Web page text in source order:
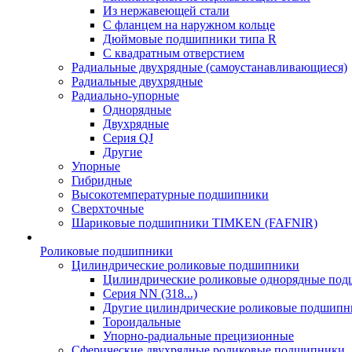
Из нержавеющей стали
С фланцем на наружном кольце
Дюймовые подшипники типа R
С квадратным отверстием
Радиальные двухрядные (самоустанавливающиеся)
Радиальные двухрядные
Радиально-упорные
Однорядные
Двухрядные
Серия QJ
Другие
Упорные
Гибридные
Высокотемпературные подшипники
Сверхточные
Шариковые подшипники TIMKEN (FAFNIR)
Роликовые подшипники
Цилиндрические роликовые подшипники
Цилиндрические роликовые однорядные
Серия NN (318...)
Другие цилиндрические роликовые
Тороидальные
Упорно-радиальные прецизионные